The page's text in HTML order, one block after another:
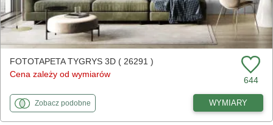
FOTOTAPETA TYGRYS 3D ( 26291 )
Cena zależy od wymiarów
644
Zobaczfototapety
podobnedo Tygrys 3D WYMIARY